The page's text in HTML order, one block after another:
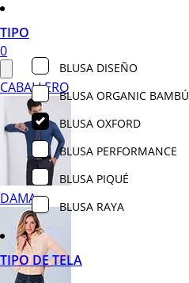
0
CABALLERO
DAMA
TIPO
BLUSA DISEÑO
BLUSA ORGANIC BAMBÚ
BLUSA OXFORD
BLUSA PERFORMANCE
BLUSA PIQUÉ
BLUSA RAYA
TIPO DE TELA